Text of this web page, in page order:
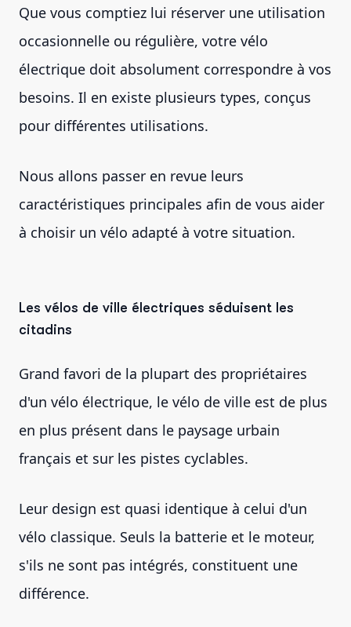
Que vous comptiez lui réserver une utilisation
occasionnelle ou régulière, votre vélo
électrique doit absolument correspondre à vos
besoins. Il en existe plusieurs types, conçus
pour différentes utilisations.
Nous allons passer en revue leurs
caractéristiques principales afin de vous aider
à choisir un vélo adapté à votre situation.
Les vélos de ville électriques séduisent les
citadins
Grand favori de la plupart des propriétaires
d'un vélo électrique, le vélo de ville est de plus
en plus présent dans le paysage urbain
français et sur les pistes cyclables.
Leur design est quasi identique à celui d'un
vélo classique. Seuls la batterie et le moteur,
s'ils ne sont pas intégrés, constituent une
différence.